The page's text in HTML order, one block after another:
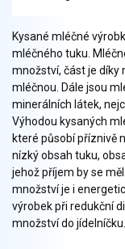
Zelenina
Brambory,
Sladkosti, slané
Zmrzliny
Ochucovadla,
Sušené směsi
Polotovary,
Proteinové
Nápoje
Kysané mléčné
mléčného tuku.
množství, část je díky
mléčnou. Dále jsou
minerálních látek,
Výhodou kysaných
které působí příznivě
nízký obsah tuku,
jehož příjem by se
množství je i
výrobek při redukční
množství do jídelníčku.